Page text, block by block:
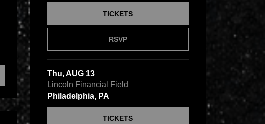
RSVP
TICKETS
Thu, AUG 13
Lincoln Financial Field
Philadelphia, PA
TICKETS